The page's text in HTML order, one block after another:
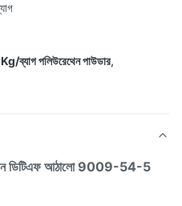
ব্যাগ পলিউরেথেন পাউডার,
ডিটিএফ আঠালো 9009-54-5